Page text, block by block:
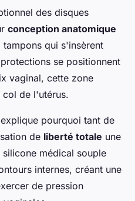
des disques
conception anatomique
qui s'insèrent
se positionnent
vaginal, cette zone
col de l'utérus.
pourquoi tant de
de liberté totale une
médical souple
internes, créant une
de pression